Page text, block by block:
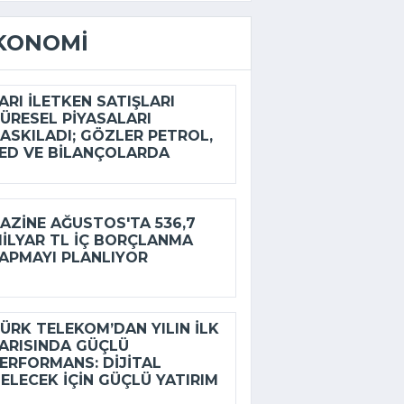
ILETKEN SATIŞLARI
PIYASALARI
GÖZLER PETROL,
VE BILANÇOLARDA
AĞUSTOS'TA 536,7
TL IÇ BORÇLANMA
PLANLIYOR
TELEKOM’DAN YILIN ILK
GÜÇLÜ
DIJITAL
IÇIN GÜÇLÜ YATIRIM